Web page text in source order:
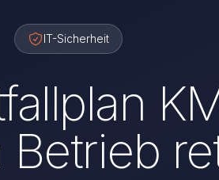
IT-Sicherheit